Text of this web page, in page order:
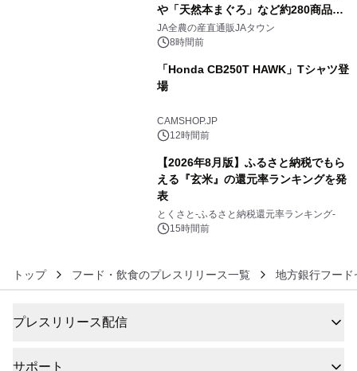
や「天然本まぐろ」など約280商品を
販売！～毎月１０日の定例企画～
JA全農の産直通販JAタウン
8時間前
「Honda CB250T HAWK」Tシャツ登
場
CAMSHOP.JP
12時間前
【2026年8月版】ふるさと納税でもら
える『玄米』の還元率ランキングを発
表
とくさと-ふるさと納税還元率ランキング-
15時間前
トップ フード・飲食のプレスリリース一覧 地方銀行フー
プレスリリース配信
サポート